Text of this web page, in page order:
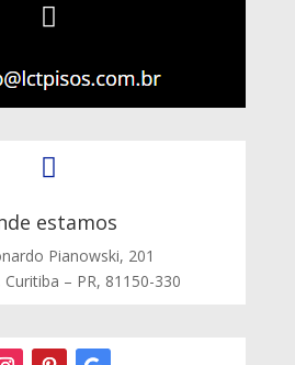


estamos
Pianowski, 201
– PR, 81150-330